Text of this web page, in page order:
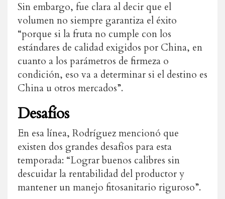
Sin embargo, fue clara al decir que el
volumen no siempre garantiza el éxito
“porque si la fruta no cumple con los
estándares de calidad exigidos por China, en
cuanto a los parámetros de firmeza o
condición, eso va a determinar si el destino es
China u otros mercados”.
Desafíos
En esa línea, Rodríguez mencionó que
existen dos grandes desafíos para esta
temporada: “Lograr buenos calibres sin
descuidar la rentabilidad del productor y
mantener un manejo fitosanitario riguroso”.